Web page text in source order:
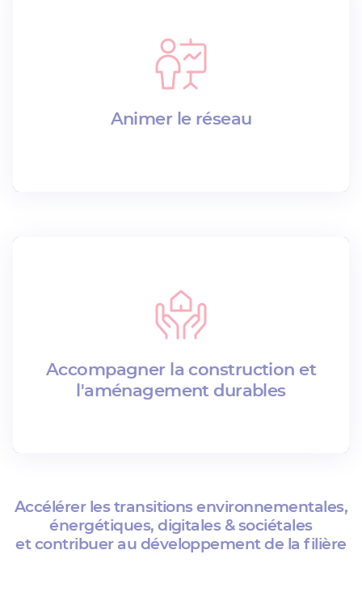
Animer le réseau
Accompagner la construction et
l'aménagement durables
Accélérer les transitions environnementales,
énergétiques, digitales & sociétales
et contribuer au développement de la filière